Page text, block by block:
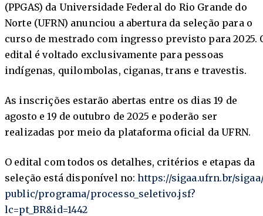
(PPGAS) da Universidade Federal do Rio Grande do
Norte (UFRN) anunciou a abertura da seleção para o
curso de mestrado com ingresso previsto para 2025.
edital é voltado exclusivamente para pessoas
indígenas, quilombolas, ciganas, trans e travestis.
As inscrições estarão abertas entre os dias 19 de
agosto e 19 de outubro de 2025 e poderão ser
realizadas por meio da plataforma oficial da UFRN.
O edital com todos os detalhes, critérios e etapas da
seleção está disponível no:https://sigaa.ufrn.br/
public/programa/processo_ seletivo.jsf?
lc=pt_BR&id=1442